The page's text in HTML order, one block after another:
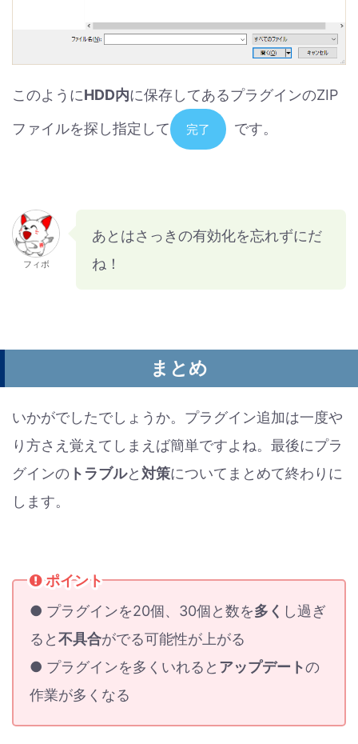
このようにHDD内に保存してあるプラグインのZIP
ファイルを探し指定して
完了 です。
フィボ
あとはさっきの有効化を忘れずにだ
ね！
まとめ
いかがでしたでしょうか。プラグイン追加は一度や
り方さえ覚えてしまえば簡単ですよね。最後にプラ
グインの トラブルと対策についてまとめて終わりに
します。
ポイント
● プラグインを20個、30個と数を多く し過ぎ
ると不具合がでる可能性が上がる
● プラグインを多くいれると アップデートの
作業が多くなる